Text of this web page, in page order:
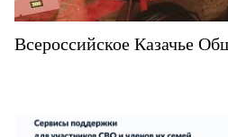
Всероссийское Казачье